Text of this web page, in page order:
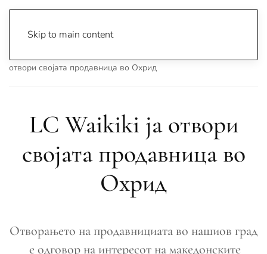
Skip to main content
отвори својата продавница во Охрид
LC Waikiki ја отвори
својата продавница во
Охрид
Отворањето на продавнициата во нашиов град
е одговор на интересот на македонските